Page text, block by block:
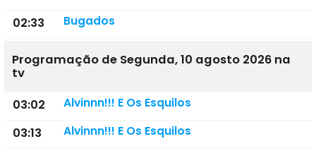
02:33
Bugados
Programação de Segunda, 10 agosto 2026 na
tv
03:02
Alvinnn!!! E Os Esquilos
03:13 Alvinnn!!! E Os Esquilos